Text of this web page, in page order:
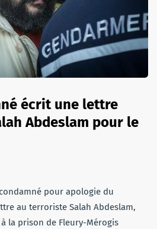
écrit une lettre
Abdeslam pour le
pour apologie du
au terroriste Salah Abdeslam,
la prison de Fleury-Mérogis